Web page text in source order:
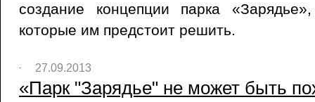
создание концепции парка
которые им предстоит решить.
27.09.2013
«Парк "Зарядье" не может быть